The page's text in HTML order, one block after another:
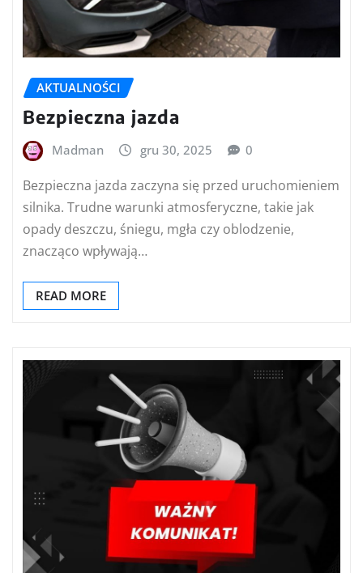
AKTUALNOŚCI
Bezpieczna jazda
Madman gru 30, 2025 0
Bezpieczna jazda zaczyna się przed uruchomieniem
silnika. Trudne warunki atmosferyczne, takie jak
opady deszczu, śniegu, mgła czy oblodzenie,
znacząco wpływają…
READ MORE